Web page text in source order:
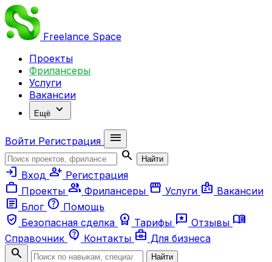
Freelance Space
Проекты
Фрилансеры
Услуги
Вакансии
Ещё expand_more
Войти Регистрация
menu
search
Найти
login Вход person_add Регистрация
work Проекты group Фрилансеры storefront Услуги badge Вакансии
article Блог help Помощь
verified_user Безопасная сделка workspace_premium Тарифы reviews Отзывы menu_book
Справочник contact_support Контакты business_center Для бизнеса
search Найти